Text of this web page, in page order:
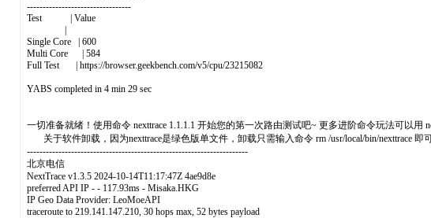
---------------------------------
Test | Value
Single Core | 600
Multi Core | 584
Full Test | https://browser.geekbench.com/v5/cpu/23215082
YABS completed in 4 min 29 sec
一切准备就绪！使用命令 nexttrace 1.1.1.1 开始您的第一次路由测试吧~ 更多进阶命令玩法可以用
关于软件卸载，因为nexttrace是绿色版单文件，卸载只需输入命令 rm /usr/local/bin/nexttrace 即
----------------------------------------------------------------------
北京电信
NextTrace v1.3.5 2024-10-14T11:17:47Z 4ae9d8e
preferred API IP - - 117.93ms - Misaka.HKG
IP Geo Data Provider: LeoMoeAPI
traceroute to 219.141.147.210, 30 hops max, 52 bytes payload